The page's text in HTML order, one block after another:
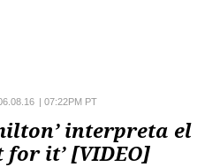
| 07:22PM PT
interpreta el
for it’ [VIDEO]